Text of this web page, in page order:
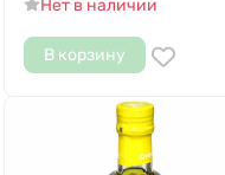
Нет в наличии
В корзину